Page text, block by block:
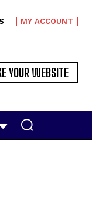
MY ACCOUNT
YOUR WEBSITE